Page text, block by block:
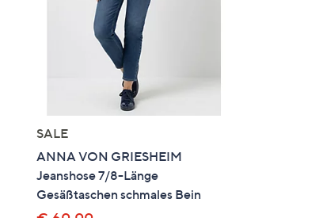
SALE
ANNA VON GRIESHEIM
Jeanshose 7/8-Länge
Gesäßtaschen schmales Bein